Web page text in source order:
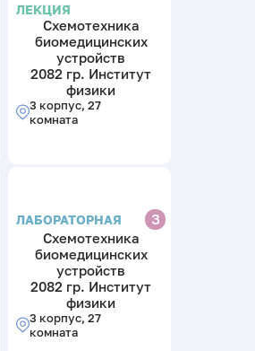
ЛЕКЦИЯ
Схемотехника
биомедицинских
устройств
2082 гр. Институт
физики
3 корпус, 27
комната
ЛАБОРАТОРНАЯ
З
Схемотехника
биомедицинских
устройств
2082 гр. Институт
физики
3 корпус, 27
комната